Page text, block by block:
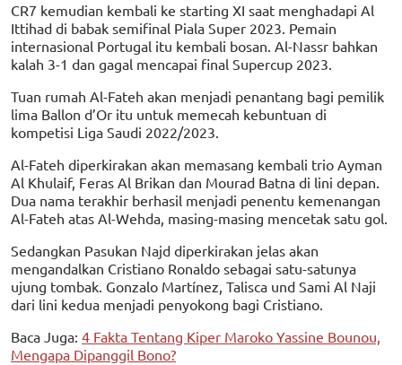
CR7 kemudian kembali ke starting XI saat menghadapi Al
Ittihad di babak semifinal Piala Super 2023. Pemain
internasional Portugal itu kembali bosan. Al-Nassr bahkan
kalah 3-1 dan gagal mencapai final Supercup 2023.
Tuan rumah Al-Fateh akan menjadi penantang bagi pemilik
lima Ballon d’Or itu untuk memecah kebuntuan di
kompetisi Liga Saudi 2022/2023.
Al-Fateh diperkirakan akan memasang kembali trio Ayman
Al Khulaif, Feras Al Brikan dan Mourad Batna di lini depan.
Dua nama terakhir berhasil menjadi penentu kemenangan
Al-Fateh atas Al-Wehda, masing-masing mencetak satu gol.
Sedangkan Pasukan Najd diperkirakan jelas akan
mengandalkan Cristiano Ronaldo sebagai satu-satunya
ujung tombak. Gonzalo Martínez, Talisca und Sami Al Naji
dari lini kedua menjadi penyokong bagi Cristiano.
Baca Juga: 4 Fakta Tentang Kiper Maroko Yassine Bounou,
Mengapa Dipanggil Bono?